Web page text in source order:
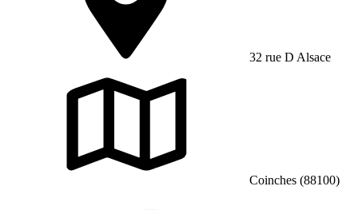
32 rue D Alsace
Coinches (88100)